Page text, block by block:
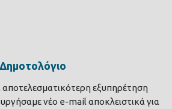
αποτελεσματικότερη εξυπηρέτηση
νέο e-mail αποκλειστικά για